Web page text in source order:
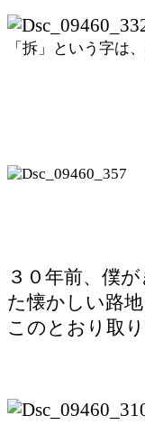
「拆」という字は
３０年前、僕
た懐かしい路地
このとおり取